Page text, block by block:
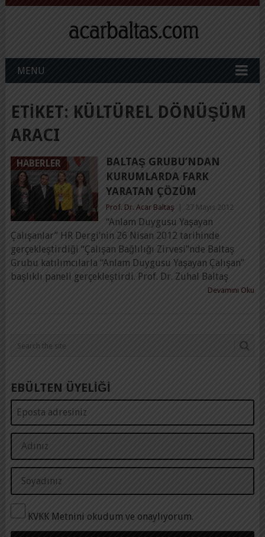
MENU
ETIKET: KÜLTÜREL DÖNÜŞÜM
ARACI
HABERLER
BALTAŞ GRUBU’NDAN
KURUMLARDA FARK
YARATAN ÇÖZÜM
Prof. Dr. Acar Baltaş 27 Mayıs 2012
“Anlam Duygusu Yaşayan
Çalışanlar” HR Dergi’nin 26 Nisan 2012 tarihinde
gerçekleştirdiği “Çalışan Bağlılığı Zirvesi”nde Baltaş
Grubu katılımcılarla “Anlam Duygusu Yaşayan Çalışan”
başlıklı paneli gerçekleştirdi. Prof. Dr. Zuhal Baltaş
Devamını Oku
EBÜLTEN ÜYELİĞİ
KVKK Metnini okudum ve onaylıyorum.